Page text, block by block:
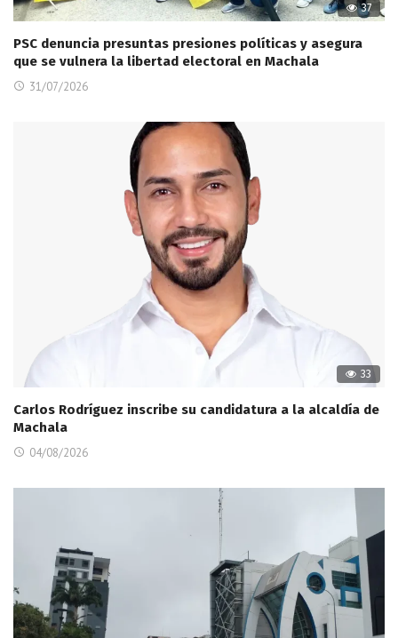
37
PSC denuncia presuntas presiones políticas y asegura
que se vulnera la libertad electoral en Machala
31/07/2026
33
Carlos Rodríguez inscribe su candidatura a la alcaldía de
Machala
04/08/2026